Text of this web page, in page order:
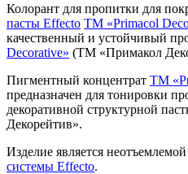
Колорант для пропитки для
пасты Effecto TM «Primacol
качественный и устойчивый
Decorative» (ТМ «Примакол
Пигментный концентрат ТМ
предназначен для тонировки
декоративной структурной
Декорейтив».
Изделие является
системы Effecto.